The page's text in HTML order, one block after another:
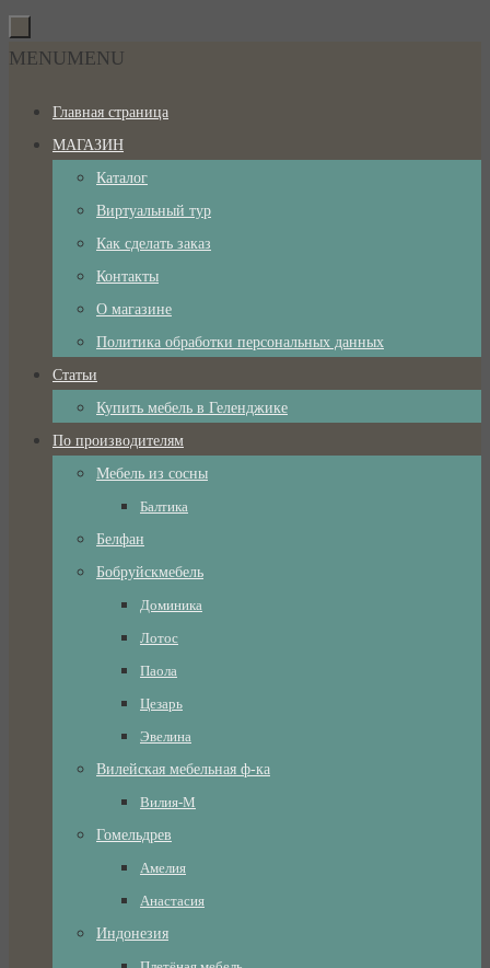
Перейти
к
Перейти
содержимому
MENUMENU
Главная страница
МАГАЗИН
Каталог
Виртуальный тур
Как сделать заказ
Контакты
О магазине
Политика обработки персональных данных
Статьи
Купить мебель в Геленджике
По производителям
Мебель из сосны
Балтика
Белфан
Бобруйскмебель
Доминика
Лотос
Паола
Цезарь
Эвелина
Вилейская мебельная ф-ка
Вилия-М
Гомельдрев
Амелия
Анастасия
Индонезия